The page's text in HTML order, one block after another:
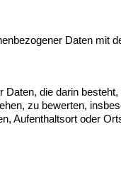
Daten mit
die darin
zu bewerten,
Aufenthaltsort oder